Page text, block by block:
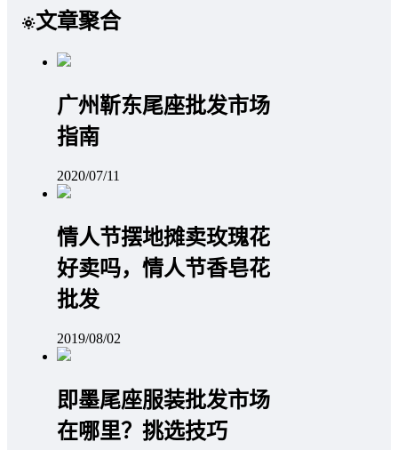
文章聚合
广州靳东尾座批发市场
指南
2020/07/11
情人节摆地摊卖玫瑰花
好卖吗，情人节香皂花
批发
2019/08/02
即墨尾座服装批发市场
在哪里？挑选技巧